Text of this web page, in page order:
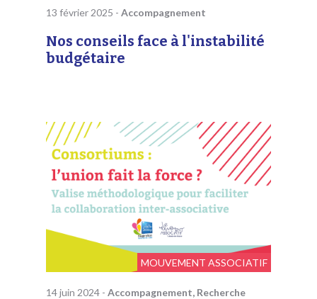
13 février 2025 - Accompagnement
Nos conseils face à l'instabilité
budgétaire
MOUVEMENT ASSOCIATIF
14 juin 2024 - Accompagnement, Recherche